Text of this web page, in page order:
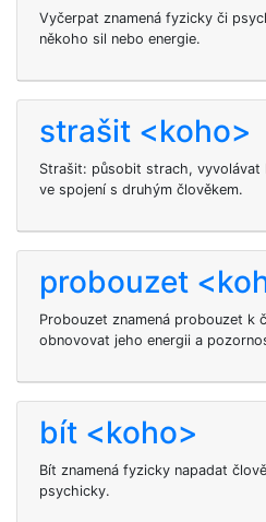
Vyčerpat znamená fyzicky či
někoho sil nebo energie.
strašit <koho>
Strašit: působit strach, vyvolávat
ve spojení s druhým člověkem.
probouzet
Probouzet znamená probouzet k
obnovovat jeho energii a
bít <koho>
Bít znamená fyzicky napadat
psychicky.